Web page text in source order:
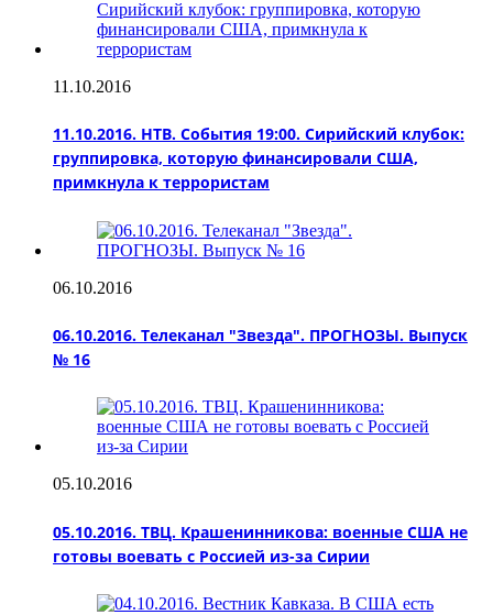
11.10.2016
11.10.2016. НТВ. События 19:00. Сирийский клубок:
группировка, которую финансировали США,
примкнула к террористам
06.10.2016
06.10.2016. Телеканал "Звезда". ПРОГНОЗЫ. Выпуск
№ 16
05.10.2016
05.10.2016. ТВЦ. Крашенинникова: военные США не
готовы воевать с Россией из-за Сирии